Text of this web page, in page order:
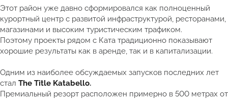
Этот район уже давно сформировался как полноценный
курортный центр с развитой инфраструктурой, ресторанами,
магазинами и высоким туристическим трафиком.
Поэтому проекты рядом с Ката традиционно показывают
хорошие результаты как в аренде, так и в капитализации.
Одним из наиболее обсуждаемых запусков последних лет
стал The Title Katabello.
Премиальный резорт расположен примерно в 500 метрах от